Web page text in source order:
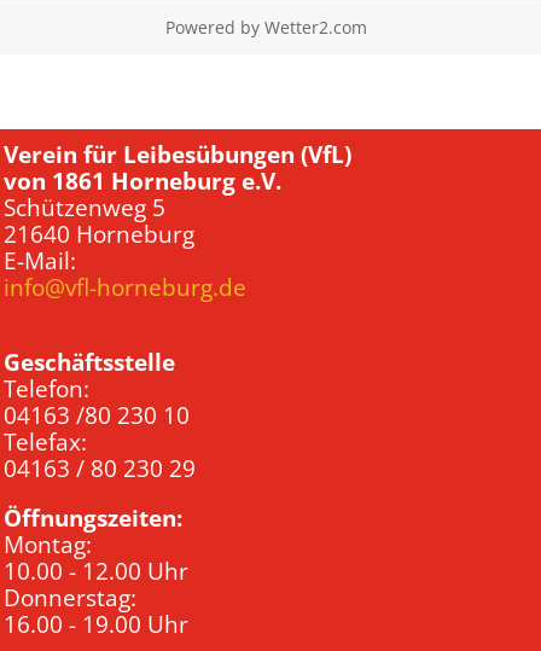
Powered by Wetter2.com
Verein für Leibesübungen (VfL)
von 1861 Horneburg e.V.
Schützenweg 5
21640 Horneburg
E-Mail:
info@vfl-horneburg.de
Geschäftsstelle
Telefon:
04163 /80 230 10
Telefax:
04163 / 80 230 29
Öffnungszeiten:
Montag:
10.00 - 12.00 Uhr
Donnerstag:
16.00 - 19.00 Uhr